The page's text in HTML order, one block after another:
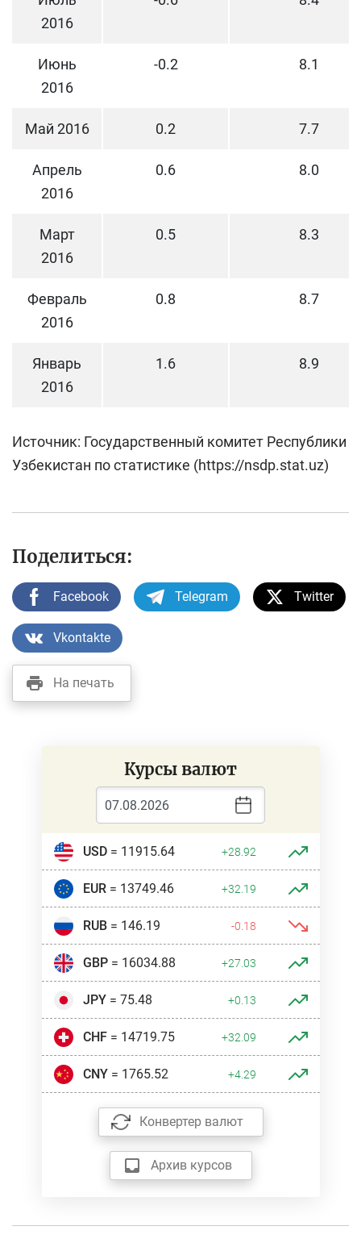
2016
Июнь
2016
-0.2 8.1
Май 2016 0.2 7.7
Апрель
2016
0.6 8.0
Март
2016
0.5 8.3
Февраль
2016
0.8 8.7
Январь
2016
1.6 8.9
Источник: Государственный комитет Республики
Узбекистан по статистике (https://nsdp.stat.uz)
Поделиться:
Facebook Telegram Twitter
Vkontakte
На печать
Курсы валют
USD= 11915.64 +28.92
EUR= 13749.46 +32.19
RUB= 146.19 -0.18
GBP= 16034.88 +27.03
JPY= 75.48 +0.13
CHF= 14719.75 +32.09
CNY= 1765.52 +4.29
Конвертер валют
Архив курсов